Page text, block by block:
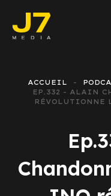
ACCUEIL
EP.332 - ALAIN
RÉVOLUTIONNE